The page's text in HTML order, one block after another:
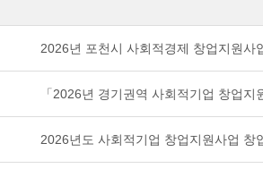
2026년 포천시 사회적경제 창업지원사
「2026년 경기권역 사회적기업 창업
2026년도 사회적기업 창업지원사업 창